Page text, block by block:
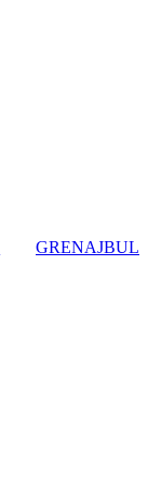
GRENAJBUL